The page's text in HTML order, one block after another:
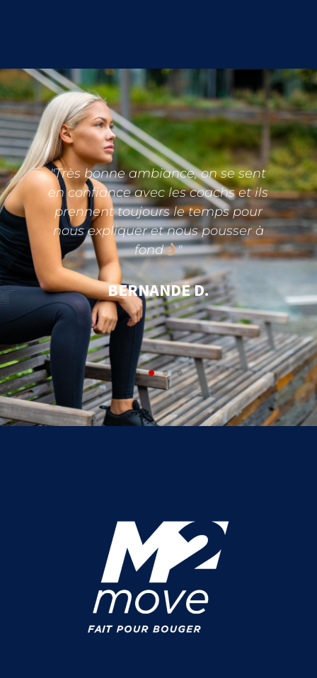
"Très bonne ambiance, on se sent
en confiance avec les coachs et ils
prennent toujours le temps pour
nous expliquer et nous pousser à
fond
"
BERNANDE D.